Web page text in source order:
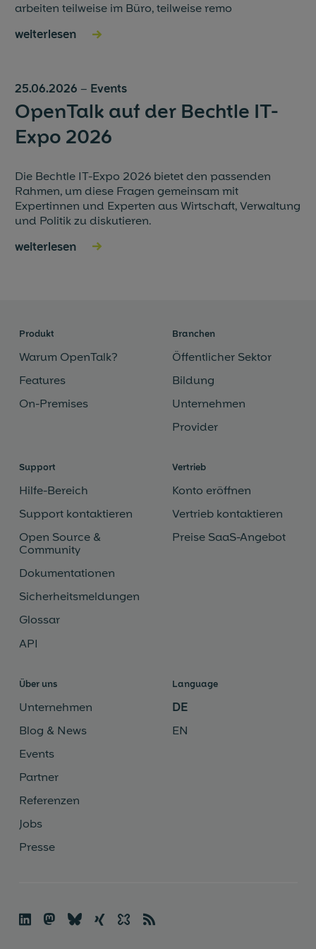
arbeiten teilweise im Büro, teilweise remo
weiterlesen →
25.06.2026 – Events
OpenTalk auf der Bechtle IT-
Expo 2026
Die Bechtle IT-Expo 2026 bietet den passenden
Rahmen, um diese Fragen gemeinsam mit
Expertinnen und Experten aus Wirtschaft, Verwaltung
und Politik zu diskutieren.
weiterlesen →
Produkt
Warum OpenTalk?
Features
On-Premises
Branchen
Öffentlicher Sektor
Bildung
Unternehmen
Provider
Support
Hilfe-Bereich
Support kontaktieren
Open Source &
Community
Dokumentationen
Sicherheitsmeldungen
Glossar
API
Vertrieb
Konto eröffnen
Vertrieb kontaktieren
Preise SaaS-Angebot
Über uns
Unternehmen
Blog & News
Events
Partner
Referenzen
Jobs
Presse
Language
DE
EN
 🦣 🦋︎ ☓ ✨ 📡